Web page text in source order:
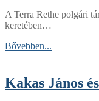
A Terra Rethe polgári
keretében…
Bővebben...
Kakas János